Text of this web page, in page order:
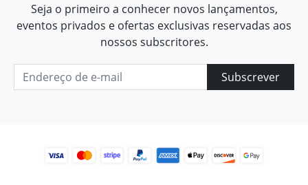
Seja o primeiro a conhecer novos lançamentos,
eventos privados e ofertas exclusivas reservadas aos
nossos subscritores.
Subscrever